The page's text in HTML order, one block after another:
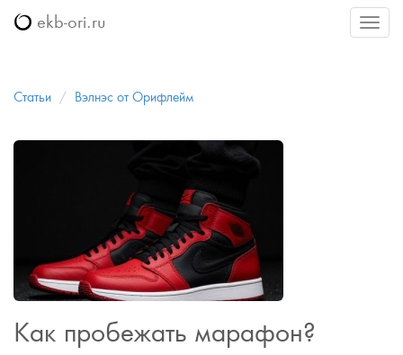
Меню
ekb-ori.ru
Статьи Вэлнэс от Орифлейм
Как пробежать марафон?